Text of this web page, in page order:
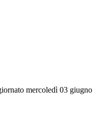
mercoledì 03 giugno